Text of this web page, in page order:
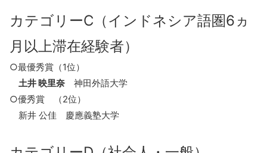
カテゴリーC（インドネシア語圏6ヵ
月以上滞在経験者）
○最優秀賞（1位）
土井 映里奈 神田外語大学
○優秀賞 （2位）
新井 公佳 慶應義塾大学